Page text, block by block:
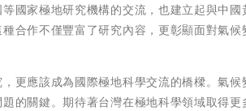
國家極地研究機構的交流，也建立起與中國
合作不僅豐富了研究內容，更彰顯面對氣候
更應該成為國際極地科學交流的橋樑。氣候
的關鍵。期待著台灣在極地科學領域取得更